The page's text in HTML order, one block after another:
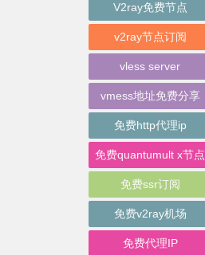
V2ray免费节点
v2ray节点订阅
vless server
vmess地址免费分享
免费http代理ip
免费quantumult x节点
免费ssr订阅
免费v2ray机场
免费代理IP